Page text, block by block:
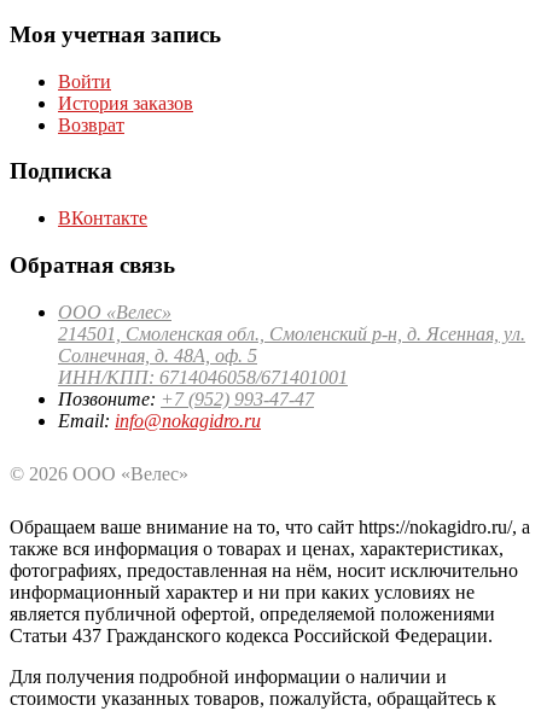
Моя учетная запись
Войти
История заказов
Возврат
Подписка
ВКонтакте
Обратная связь
ООО «Велес»
214501, Смоленская обл., Смоленский р-н, д. Ясенная, ул.
Солнечная, д. 48А, оф. 5
ИНН/КПП: 6714046058/671401001
Позвоните: +7 (952) 993-47-47
Email: info@nokagidro.ru
© 2026 ООО «Велес»
Обращаем ваше внимание на то, что сайт https://nokagidro.ru/, а
также вся информация о товарах и ценах, характеристиках,
фотографиях, предоставленная на нём, носит исключительно
информационный характер и ни при каких условиях не
является публичной офертой, определяемой положениями
Статьи 437 Гражданского кодекса Российской Федерации.
Для получения подробной информации о наличии и
стоимости указанных товаров, пожалуйста, обращайтесь к